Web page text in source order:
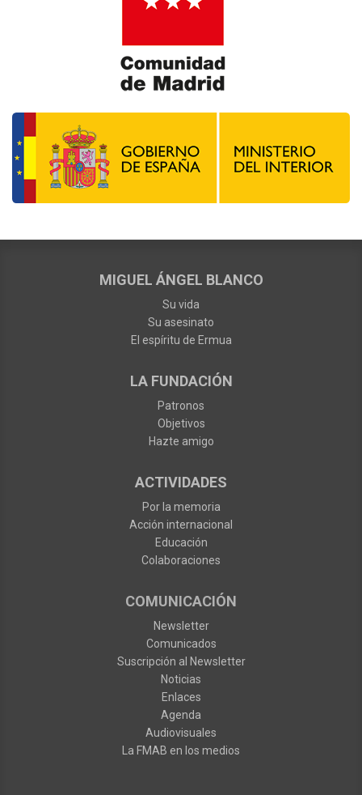
MIGUEL ÁNGEL BLANCO
Su vida
Su asesinato
El espíritu de Ermua
LA FUNDACIÓN
Patronos
Objetivos
Hazte amigo
ACTIVIDADES
Por la memoria
Acción internacional
Educación
Colaboraciones
COMUNICACIÓN
Newsletter
Comunicados
Suscripción al Newsletter
Noticias
Enlaces
Agenda
Audiovisuales
La FMAB en los medios